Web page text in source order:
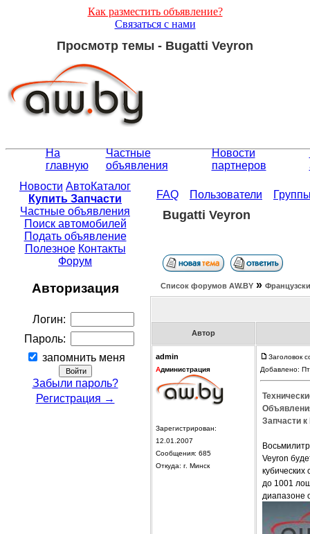
Как разместить объявление?
Связаться с нами
Просмотр темы - Bugatti Veyron
На
главную
Частные
объявления
Новости
партнеров
Новости АвтоКаталог
Купить Запчасти
Частные объявления
Поиск автомобилей
Подать объявление
Полезное Контакты
Форум
Авторизация
Логин:
Пароль:
запомнить меня
Забыли пароль?
Регистрация →
FAQ Пользователи
Bugatti Veyron
Список форумов АW.BY »
Автор
admin
Администрация
Зарегистрирован:
12.01.2007
Сообщения: 685
Откуда: г. Минск
Заголовок
Добавлено:
Запчасти
Veyron
до 1001
диапазоне